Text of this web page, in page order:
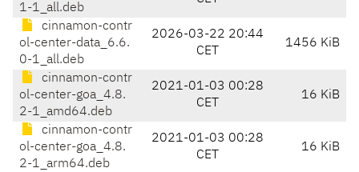
1-1_all.deb
cinnamon-contr
ol-center-data_6.6.
0-1_all.deb
2026-03-22 20:44
CET
1456 KiB
cinnamon-contr
ol-center-goa_4.8.
2-1_amd64.deb
2021-01-03 00:28
CET
16 KiB
cinnamon-contr
ol-center-goa_4.8.
2-1_arm64.deb
2021-01-03 00:28
CET
16 KiB